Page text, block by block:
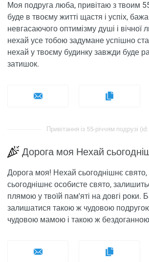
Моя подруга люба, привітаю з твоим
буде в твоєму житті щастя і успіх,
невгасаючого оптимізму душі і вічної
нехай усе тобою задумане успішно
нехай у твоєму будинку завжди буде
затишок.
Привітання із 55-річчям подрузі
Дорога моя Нехай
Дорога моя! Нехай сьогоднішнє свято,
сьогоднішнє особисте свято,
плямою у твоїй пам'яті на довгі роки.
залишатися такою ж чудовою
чудовою мамою і такою ж